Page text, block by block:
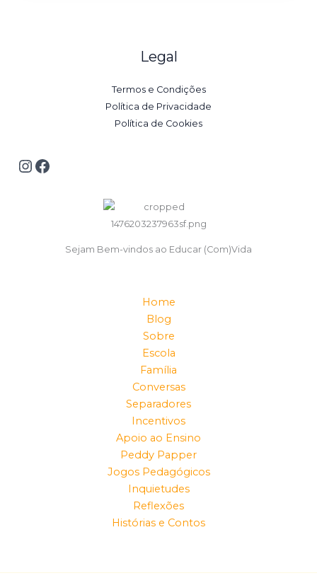
Legal
Termos e Condições
Política de Privacidade
Política de Cookies
Sejam Bem-vindos ao Educar (Com)Vida
Home
Blog
Sobre
Escola
Família
Conversas
Separadores
Incentivos
Apoio ao Ensino
Peddy Papper
Jogos Pedagógicos
Inquietudes
Reflexões
Histórias e Contos